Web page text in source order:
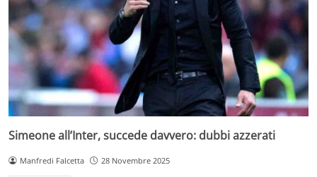
Simeone all’Inter, succede davvero: dubbi azzerati
Manfredi Falcetta 28 Novembre 2025